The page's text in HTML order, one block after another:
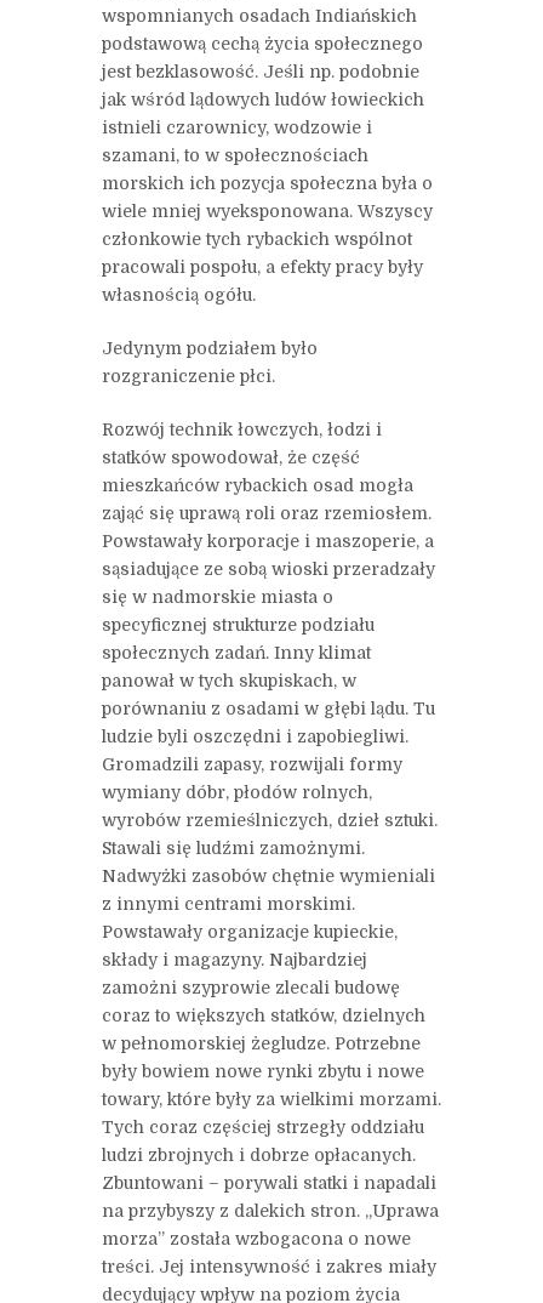
wspomnianych osadach Indiańskich
podstawową cechą życia społecznego
jest bezklasowość. Jeśli np. podobnie
jak wśród lądowych ludów łowieckich
istnieli czarownicy, wodzowie i
szamani, to w społecznościach
morskich ich pozycja społeczna była o
wiele mniej wyeksponowana. Wszyscy
członkowie tych rybackich wspólnot
pracowali pospołu, a efekty pracy były
własnością ogółu.
Jedynym podziałem było
rozgraniczenie płci.
Rozwój technik łowczych, łodzi i
statków spowodował, że część
mieszkańców rybackich osad mogła
zająć się uprawą roli oraz rzemiosłem.
Powstawały korporacje i maszoperie, a
sąsiadujące ze sobą wioski przeradzały
się w nadmorskie miasta o
specyficznej strukturze podziału
społecznych zadań. Inny klimat
panował w tych skupiskach, w
porównaniu z osadami w głębi lądu. Tu
ludzie byli oszczędni i zapobiegliwi.
Gromadzili zapasy, rozwijali formy
wymiany dóbr, płodów rolnych,
wyrobów rzemieślniczych, dzieł sztuki.
Stawali się ludźmi zamożnymi.
Nadwyżki zasobów chętnie wymieniali
z innymi centrami morskimi.
Powstawały organizacje kupieckie,
składy i magazyny. Najbardziej
zamożni szyprowie zlecali budowę
coraz to większych statków, dzielnych
w pełnomorskiej żegludze. Potrzebne
były bowiem nowe rynki zbytu i nowe
towary, które były za wielkimi morzami.
Tych coraz częściej strzegły oddziału
ludzi zbrojnych i dobrze opłacanych.
Zbuntowani – porywali statki i napadali
na przybyszy z dalekich stron. „Uprawa
morza” została wzbogacona o nowe
treści. Jej intensywność i zakres miały
decydujący wpływ na poziom życia